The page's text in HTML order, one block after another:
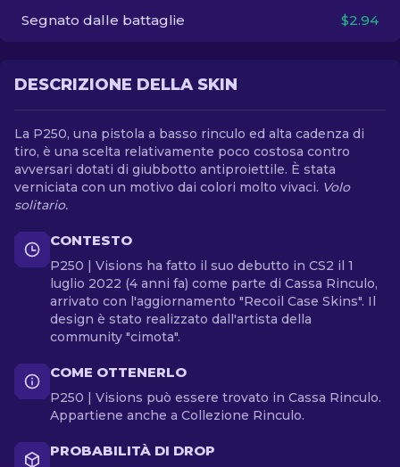
Segnato dalle battaglie $2.94
DESCRIZIONE DELLA SKIN
La P250, una pistola a basso rinculo ed alta cadenza di
tiro, è una scelta relativamente poco costosa contro
avversari dotati di giubbotto antiproiettile. È stata
verniciata con un motivo dai colori molto vivaci. Volo
solitario.
CONTESTO
P250 | Visions ha fatto il suo debutto in CS2 il 1
luglio 2022 (4 anni fa) come parte di Cassa Rinculo,
arrivato con l'aggiornamento "Recoil Case Skins". Il
design è stato realizzato dall'artista della
community "cimota".
COME OTTENERLO
P250 | Visions può essere trovato in Cassa Rinculo.
Appartiene anche a Collezione Rinculo.
PROBABILITÀ DI DROP